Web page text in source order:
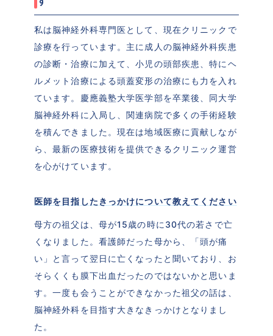
私は脳神経外科専門医として、現在クリニックで
診療を行っています。主に成人の脳神経外科疾患
の診断・治療に加えて、小児の頭部疾患、特にヘ
ルメット治療による頭蓋変形の治療にも力を入れ
ています。慶應義塾大学医学部を卒業後、同大学
脳神経外科に入局し、関連病院で多くの手術経験
を積んできました。現在は地域医療に貢献しなが
ら、最新の医療技術を提供できるクリニック運営
を心がけています。
医師を目指したきっかけについて教えてください
母方の祖父は、母が15歳の時に30代の若さで亡
くなりました。看護師だった母から、「頭が痛
い」と言って翌日に亡くなったと聞いており、お
そらくくも膜下出血だったのではないかと思いま
す。一度も会うことができなかった祖父の話は、
脳神経外科を目指す大きなきっかけとなりまし
た。